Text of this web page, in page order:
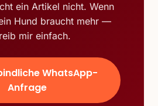
ein Artikel nicht. Wenn
Hund braucht mehr —
mir einfach.
WhatsApp-
Anfrage